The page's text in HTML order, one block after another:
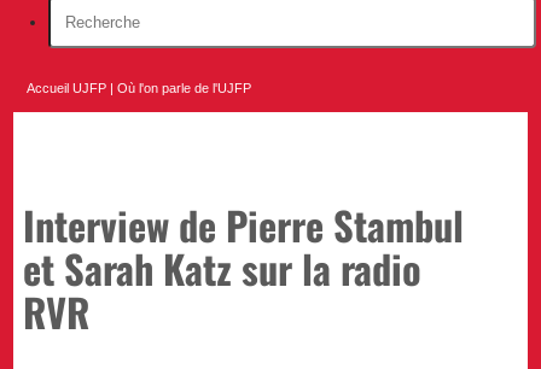
Accueil UJFP |Où l'on parle de l'UJFP
Interview de Pierre Stambul
et Sarah Katz sur la radio
RVR